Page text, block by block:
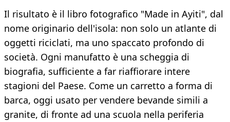
Il risultato è il libro fotografico "Made in Ayiti", dal
nome originario dell'isola: non solo un atlante di
oggetti riciclati, ma uno spaccato profondo di
società. Ogni manufatto è una scheggia di
biografia, sufficiente a far riaffiorare intere
stagioni del Paese. Come un carretto a forma di
barca, oggi usato per vendere bevande simili a
granite, di fronte ad una scuola nella periferia